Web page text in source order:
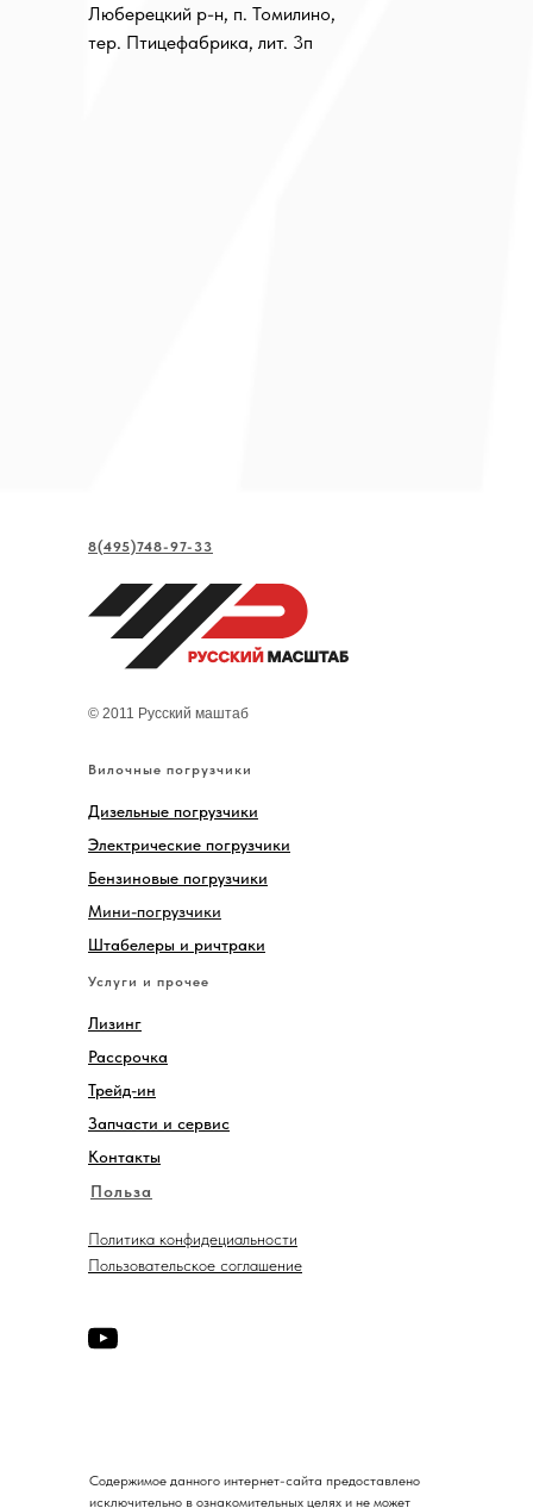
Люберецкий р-н, п. Томилино,
тер. Птицефабрика, лит. 3п
Вилочные погрузчики
Услуги и прочее
Польза
Дизельные погрузчики
Электрические погрузчики
Бензиновые погрузчики
Мини-погрузчики
Штабелеры и ричтраки
Лизинг
Рассрочка
Трейд-ин
Запчасти и сервис
Контакты
8(495)748-97-33
© 2011 Русский маштаб
Политика конфидециальности
Пользовательское соглашение
Содержимое данного интернет-сайта предоставлено
исключительно в ознакомительных целях и не может